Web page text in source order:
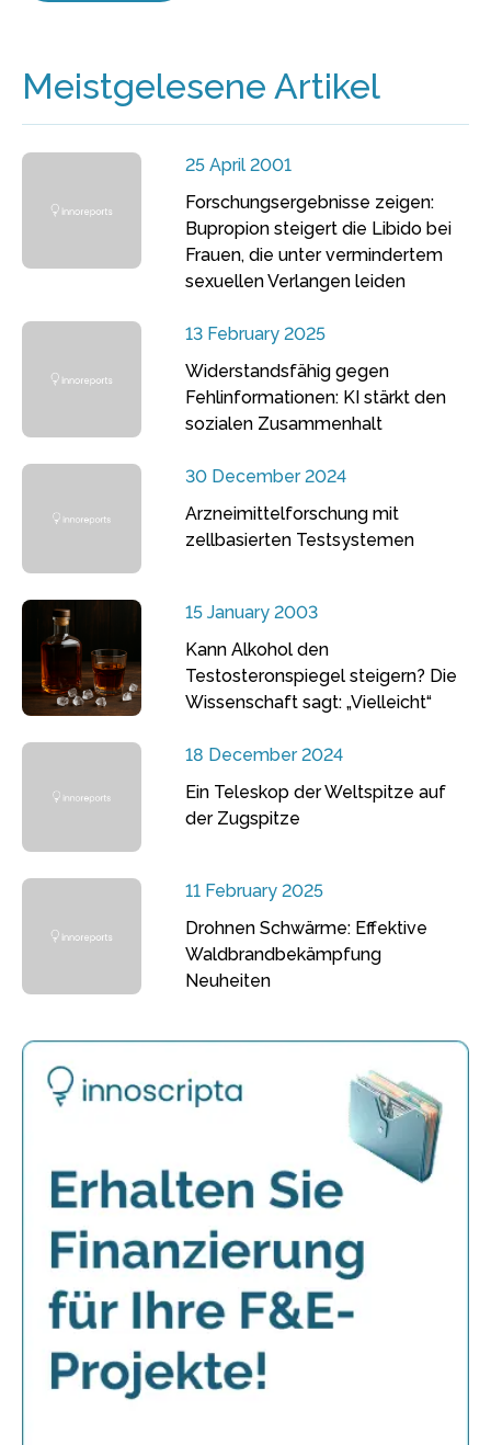
Meistgelesene Artikel
25 April 2001
Forschungsergebnisse zeigen:
Bupropion steigert die Libido bei
Frauen, die unter vermindertem
sexuellen Verlangen leiden
13 February 2025
Widerstandsfähig gegen
Fehlinformationen: KI stärkt den
sozialen Zusammenhalt
30 December 2024
Arzneimittelforschung mit
zellbasierten Testsystemen
15 January 2003
Kann Alkohol den
Testosteronspiegel steigern? Die
Wissenschaft sagt: „Vielleicht“
18 December 2024
Ein Teleskop der Weltspitze auf
der Zugspitze
11 February 2025
Drohnen Schwärme: Effektive
Waldbrandbekämpfung
Neuheiten